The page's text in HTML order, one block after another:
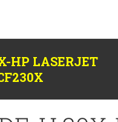
HP LASERJET